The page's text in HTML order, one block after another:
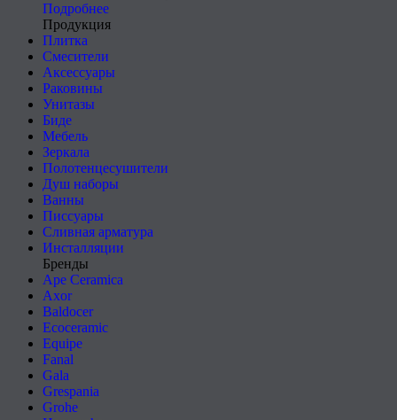
Подробнее
Продукция
Плитка
Смесители
Аксессуары
Раковины
Унитазы
Биде
Мебель
Зеркала
Полотенцесушители
Душ наборы
Ванны
Писсуары
Сливная арматура
Инсталляции
Бренды
Ape Ceramica
Axor
Baldocer
Ecoceramic
Equipe
Fanal
Gala
Grespania
Grohe